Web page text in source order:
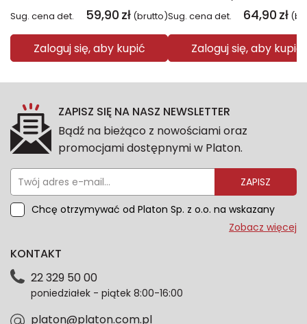
Sug. cena det. 59,90 zł (brutto)
Zaloguj się, aby kupić
Sug. cena det. 64,90 zł
Zaloguj się, aby kupić
ZAPISZ SIĘ NA NASZ NEWSLETTER
Bądź na bieżąco z nowościami oraz
promocjami dostępnymi w Platon.
ZAPISZ
Chcę otrzymywać od Platon Sp. z o.o. na wskazany
przeze mnie adres e-mail informacje marketingowe
dotyczące danych osobowych znajdziesz w naszej
każdym czasie. Wycofanie zgody nie wpłynie na
zgodność z prawem przetwarzania dokonanego przed
Zobacz więcej
KONTAKT
22 329 50 00
poniedziałek - piątek 8:00-16:00
platon@platon.com.pl